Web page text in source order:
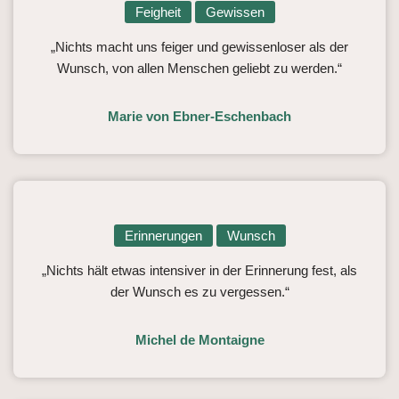
Feigheit Gewissen
„Nichts macht uns feiger und gewissenloser als der
Wunsch, von allen Menschen geliebt zu werden.“
Marie von Ebner-Eschenbach
Erinnerungen Wunsch
„Nichts hält etwas intensiver in der Erinnerung fest, als
der Wunsch es zu vergessen.“
Michel de Montaigne